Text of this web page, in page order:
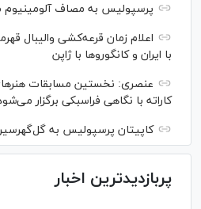
پرسپولیس به مصاف آلومینیوم
اعلام زمان قرعه‌کشی والیبال
با ایران و کانگورو‌ها با ژاپن
عنصری: نخستین مسابقات
کاراته با نگاهی فراسبکی برگزار
کاپیتان پرسپولیس به
پربازدیدترین اخبار